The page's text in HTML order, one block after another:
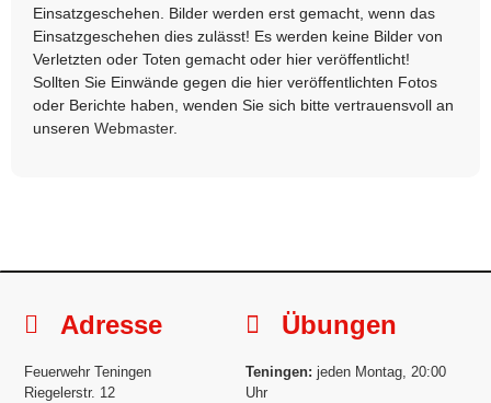
Einsatzgeschehen. Bilder werden erst gemacht, wenn das
Einsatzgeschehen dies zulässt! Es werden keine Bilder von
Verletzten oder Toten gemacht oder hier veröffentlicht!
Sollten Sie Einwände gegen die hier veröffentlichten Fotos
oder Berichte haben, wenden Sie sich bitte vertrauensvoll an
unseren Webmaster.
Adresse
Feuerwehr Teningen
Riegelerstr. 12
Übungen
Teningen: jeden Montag, 20:00
Uhr